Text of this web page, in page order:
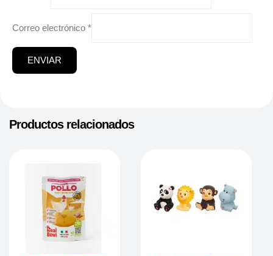
Correo electrónico *
Productos relacionados